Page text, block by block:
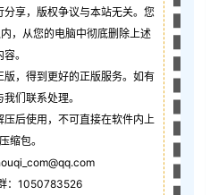
享，版权争议与本站无关。您
，从您的电脑中彻底删除上述
容。
，得到更好的正版服务。如有
们联系处理。
后使用，不可直接在软件内上
缩包。
：1050783526